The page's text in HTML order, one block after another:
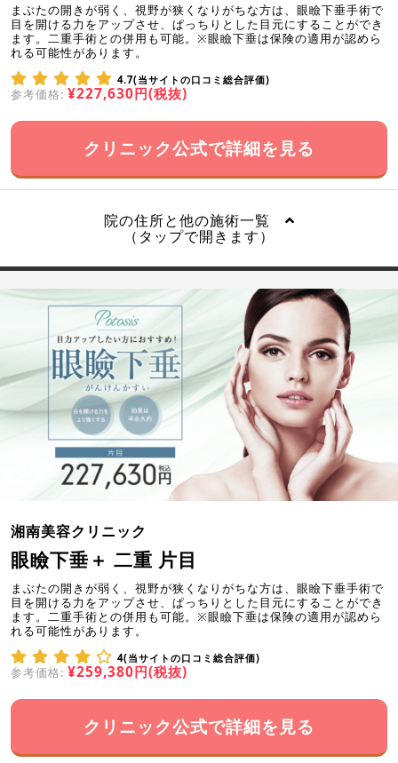
まぶたの開きが弱く、視野が狭くなりがちな方は、眼瞼下垂手術で
目を開ける力をアップさせ、ぱっちりとした目元にすることができ
ます。二重手術との併用も可能。※眼瞼下垂は保険の適用が認めら
れる可能性があります。
4.7(当サイトの口コミ総合評価)
参考価格: ¥227,630円(税抜)
クリニック公式で詳細を見る
院の住所と他の施術一覧
（タップで開きます）
湘南美容クリニック
眼瞼下垂＋ 二重 片目
まぶたの開きが弱く、視野が狭くなりがちな方は、眼瞼下垂手術で
目を開ける力をアップさせ、ぱっちりとした目元にすることができ
ます。二重手術との併用も可能。※眼瞼下垂は保険の適用が認めら
れる可能性があります。
4(当サイトの口コミ総合評価)
参考価格: ¥259,380円(税抜)
クリニック公式で詳細を見る